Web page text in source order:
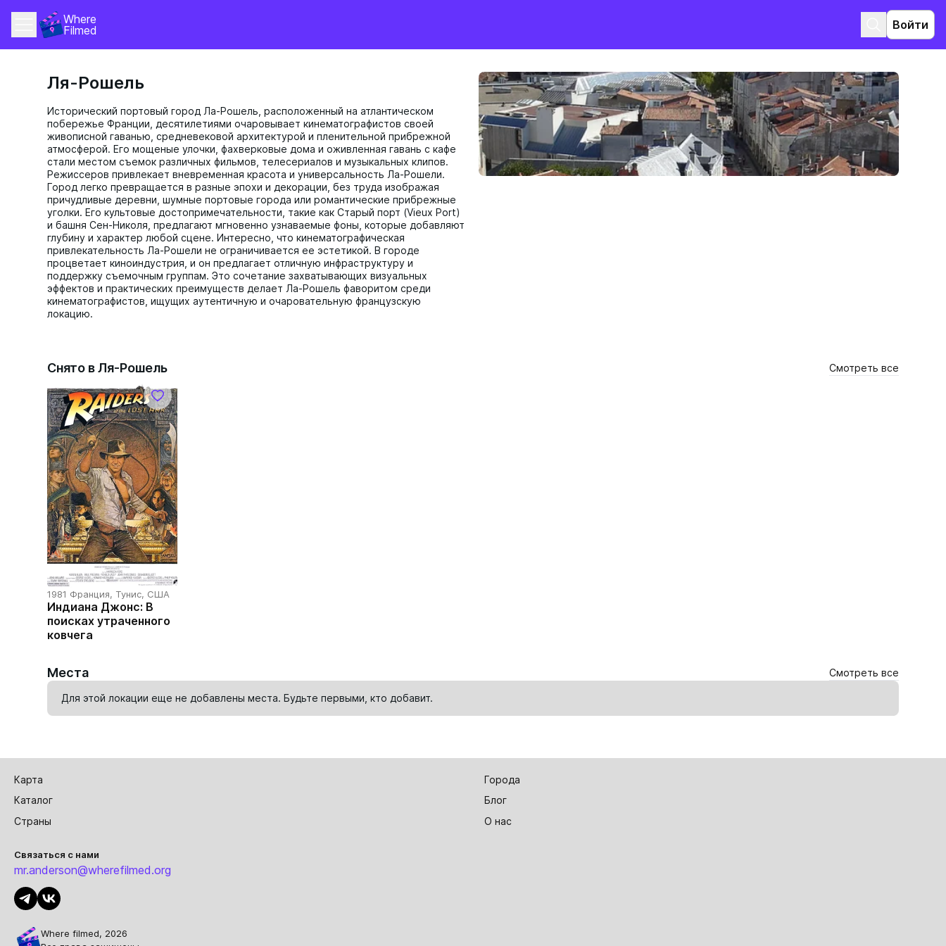
Where
Filmed
Войти
Ля-Рошель
Исторический портовый город Ла-Рошель, расположенный на атлантическом
побережье Франции, десятилетиями очаровывает кинематографистов своей
живописной гаванью, средневековой архитектурой и пленительной прибрежной
атмосферой. Его мощеные улочки, фахверковые дома и оживленная гавань с кафе
стали местом съемок различных фильмов, телесериалов и музыкальных клипов.
Режиссеров привлекает вневременная красота и универсальность Ла-Рошели.
Город легко превращается в разные эпохи и декорации, без труда изображая
причудливые деревни, шумные портовые города или романтические прибрежные
уголки. Его культовые достопримечательности, такие как Старый порт (Vieux Port)
и башня Сен-Николя, предлагают мгновенно узнаваемые фоны, которые добавляют
глубину и характер любой сцене. Интересно, что кинематографическая
привлекательность Ла-Рошели не ограничивается ее эстетикой. В городе
процветает киноиндустрия, и он предлагает отличную инфраструктуру и
поддержку съемочным группам. Это сочетание захватывающих визуальных
эффектов и практических преимуществ делает Ла-Рошель фаворитом среди
кинематографистов, ищущих аутентичную и очаровательную французскую
локацию.
Снято в Ля-Рошель Смотреть все
1981 Франция, Тунис, США
Индиана Джонс: В
поисках утраченного
ковчега
Места Смотреть все
Для этой локации еще не добавлены места. Будьте первыми, кто добавит.
Карта
Города
Каталог
Блог
Страны
О нас
Связаться с нами
mr.anderson@wherefilmed.org
Where filmed, 2026